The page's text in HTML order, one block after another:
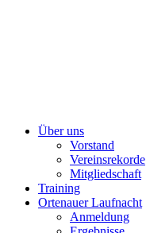
Über uns
Vorstand
Vereinsrekorde
Mitgliedschaft
Training
Ortenauer Laufnacht
Anmeldung